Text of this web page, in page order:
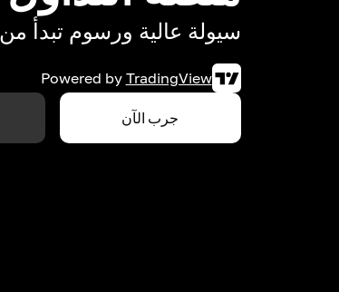
سيولة عالية ورسوم تبدأ من 0.04% فقط
Powered by TradingView
جرب الآن